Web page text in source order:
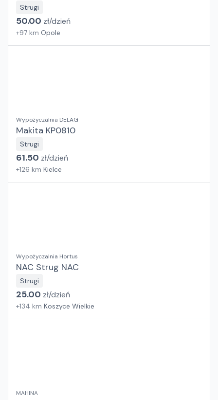
Strugi
50.00 zł/dzień
+97 km Opole
Wypożyczalnia DELAG
Makita KP0810
Strugi
61.50 zł/dzień
+126 km Kielce
Wypożyczalnia Hortus
NAC Strug NAC
Strugi
25.00 zł/dzień
+134 km Koszyce Wielkie
MAHINA